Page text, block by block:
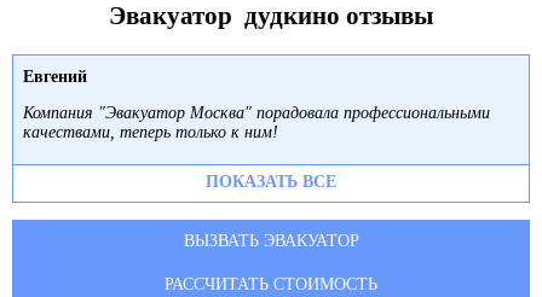
Эвакуатор дудкино отзывы
Евгений
Компания "Эвакуатор Москва" порадовала профессиональными
качествами, теперь только к ним!
ПОКАЗАТЬ ВСЕ
ВЫЗВАТЬ ЭВАКУАТОР
РАССЧИТАТЬ СТОИМОСТЬ